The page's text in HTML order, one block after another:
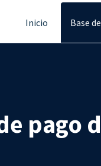
Inicio Base
pago